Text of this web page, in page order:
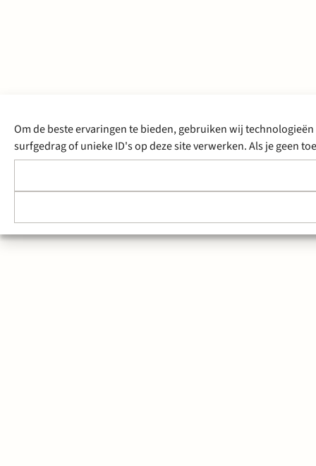
Om de beste ervaringen te bieden, gebruiken wij
surfgedrag of unieke ID's op deze site verwerken. Als je geen